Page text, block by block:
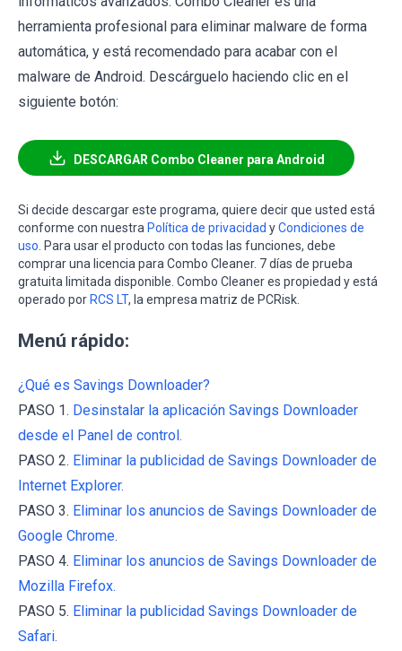
herramienta profesional para eliminar malware de forma
automática, y está recomendado para acabar con el
malware de Android. Descárguelo haciendo clic en el
siguiente botón:
DESCARGAR Combo Cleaner para Android
Si decide descargar este programa, quiere decir que usted está
conforme con nuestra Política de privacidad yCondiciones de
uso . Para usar el producto con todas las funciones, debe
comprar una licencia para Combo Cleaner. 7 días de prueba
gratuita limitada disponible. Combo Cleaner es propiedad y está
operado por RCS LT, la empresa matriz de PCRisk.
Menú rápido:
¿Qué es Savings Downloader?
PASO 1. Desinstalar la aplicación Savings Downloader
desde el Panel de control.
PASO 2. Eliminar la publicidad de Savings Downloader de
Internet Explorer.
PASO 3. Eliminar los anuncios de Savings Downloader de
Google Chrome.
PASO 4. Eliminar los anuncios de Savings Downloader de
Mozilla Firefox.
PASO 5. Eliminar la publicidad Savings Downloader de
Safari.